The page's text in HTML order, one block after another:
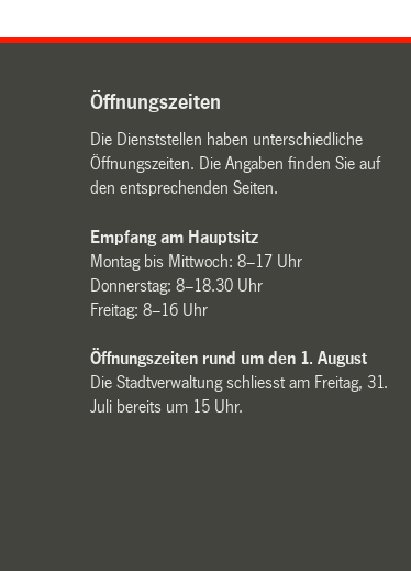
Öffnungszeiten
Die Dienststellen haben unterschiedliche
Öffnungszeiten. Die Angaben finden Sie auf
den entsprechenden Seiten.
Empfang am Hauptsitz
Montag bis Mittwoch: 8–17 Uhr
Donnerstag: 8–18.30 Uhr
Freitag: 8–16 Uhr
Öffnungszeiten rund um den 1. August
Die Stadtverwaltung schliesst am Freitag, 31.
Juli bereits um 15 Uhr.